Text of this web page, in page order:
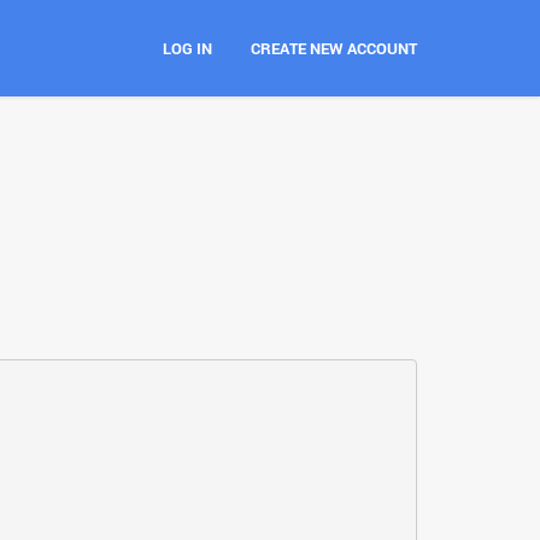
LOG IN CREATE NEW ACCOUNT